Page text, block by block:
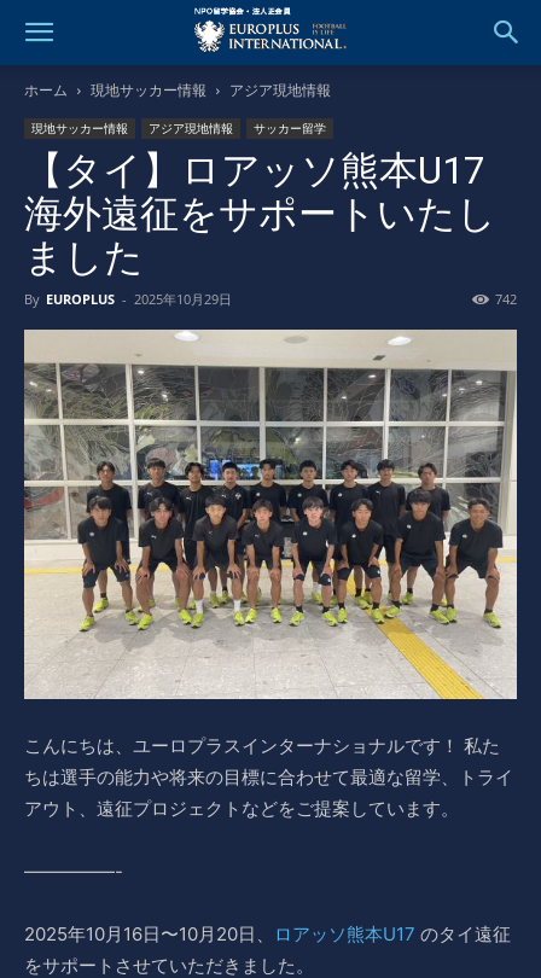
ホーム 現地サッカー情報 アジア現地情報
現地サッカー情報 アジア現地情報 サッカー留学
【タイ】ロアッソ熊本U17
海外遠征をサポートいたし
ました
By EUROPLUS - 2025年10月29日 742
こんにちは、ユーロプラスインターナショナルです！ 私た
ちは選手の能力や将来の目標に合わせて最適な留学、トライ
アウト、遠征プロジェクトなどをご提案しています。
—————-
2025年10月16日〜10月20日、 ロアッソ熊本U17 のタイ遠征
をサポートさせていただきました。